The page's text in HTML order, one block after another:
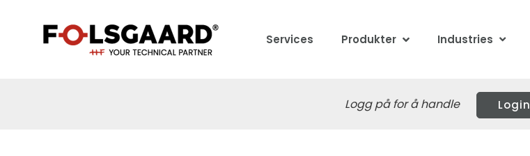
Services Produkter Industries
Logg på for å handle Login